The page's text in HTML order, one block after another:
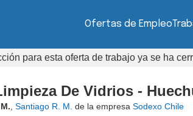
Ofertas de Empleo
para esta oferta de trabajo ya se ha
De Vidrios -
Santiago R. M. de la empresa Sodexo Chile